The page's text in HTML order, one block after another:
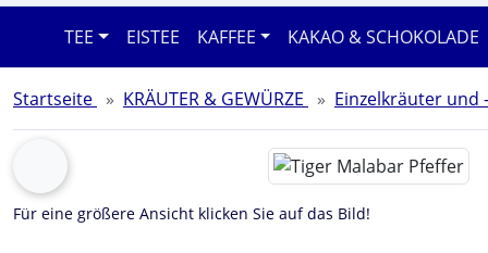
TEE EISTEE KAFFEE KAKAO & SCHOKOLADE
Startseite KRÄUTER & GEWÜRZE Einzelkräuter und
Wenn mehr als ein Produktbild exitiert, können Sie die
zurück
Für eine größere Ansicht klicken Sie auf das Bild!